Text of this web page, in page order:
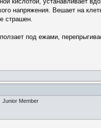
напряжения. Вешает на
страшен.
под ежами,
Junior Member